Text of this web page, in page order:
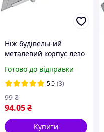
Ніж будівельний
металевий корпус лезо
Sigma 8211031
Готово до відправки
5.0 (3)
94.05₴
99 ₴
Купити